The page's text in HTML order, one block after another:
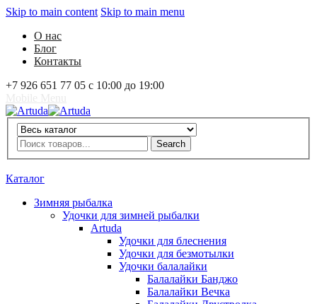
Skip to main content Skip to main menu
О нас
Блог
Контакты
+7 926 651 77 05 с 10:00 до 19:00
Artuda
Search
Search
Каталог
Зимняя рыбалка
Удочки для зимней рыбалки
Artuda
Удочки для блеснения
Удочки для безмотылки
Удочки балалайки
Балалайки Банджо
Балалайки Вечка